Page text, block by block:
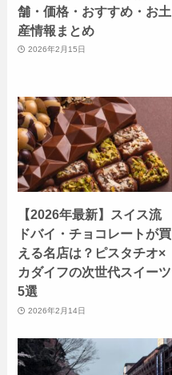
舗・価格・おすすめ・お土
産情報まとめ
2026年2月15日
【2026年最新】スイス流
ドバイ・チョコレートが買
える名店は？ピスタチオ×
カダイフの次世代スイーツ
5選
2026年2月14日